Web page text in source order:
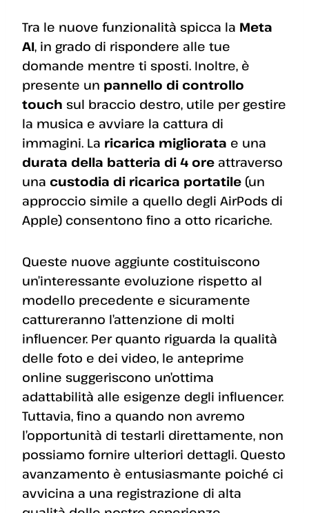
Tra le nuove funzionalità spicca la Meta
AI, in grado di rispondere alle tue
domande mentre ti sposti. Inoltre, è
presente un pannello di controllo
touch sul braccio destro, utile per gestire
la musica e avviare la cattura di
immagini. La ricarica migliorata e una
durata della batteria di 4 ore attraverso
una custodia di ricarica portatile (un
approccio simile a quello degli AirPods di
Apple) consentono fino a otto ricariche.
Queste nuove aggiunte costituiscono
un’interessante evoluzione rispetto al
modello precedente e sicuramente
cattureranno l’attenzione di molti
influencer. Per quanto riguarda la qualità
delle foto e dei video, le anteprime
online suggeriscono un’ottima
adattabilità alle esigenze degli influencer.
Tuttavia, fino a quando non avremo
l’opportunità di testarli direttamente, non
possiamo fornire ulteriori dettagli. Questo
avanzamento è entusiasmante poiché ci
avvicina a una registrazione di alta